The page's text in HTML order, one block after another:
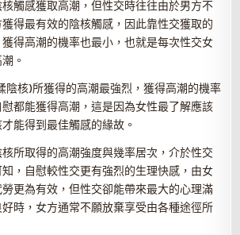
觸感獲取高潮，但性交時往往由於男方不
得最有效的陰核觸感，因此靠性交獲取的
得高潮的機率也最小，也就是每次性交女
。
陰核)所獲得的高潮最強烈，獲得高潮的機率
都能獲得高潮，這是因為女性最了解應該
能得到最佳觸感的緣故。
所取得的高潮強度與幾率居次，介於性交
，自慰較性交更有強烈的生理快感，由女
更為有效，但性交卻能帶來最大的心理滿
時，女方通常不願放棄享受由各種途徑所